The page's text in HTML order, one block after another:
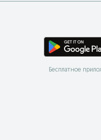
Бесплатное